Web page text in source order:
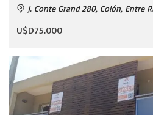
J. Conte Grand 280, Colón, Entre
U$D75.000